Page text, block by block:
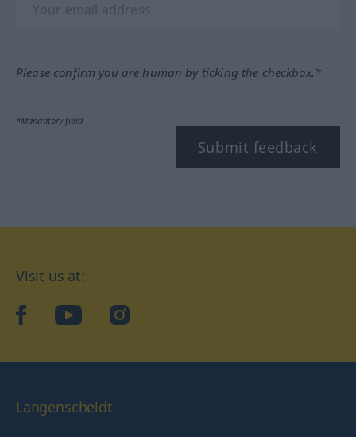
Please confirm you are human by ticking the checkbox.*
*Mandatory field
Submit feedback
Visit us at:
facebookYouTubeInstagram
Langenscheidt